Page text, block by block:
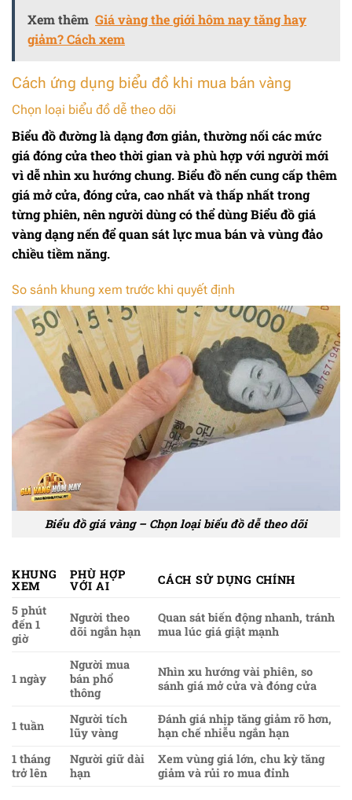
Xem thêm Giá vàng the giới hôm nay tăng hay
giảm? Cách xem
Cách ứng dụng biểu đồ khi mua bán vàng
Chọn loại biểu đồ dễ theo dõi
Biểu đồ đường là dạng đơn giản, thường nối các mức
giá đóng cửa theo thời gian và phù hợp với người mới
vì dễ nhìn xu hướng chung. Biểu đồ nến cung cấp thêm
giá mở cửa, đóng cửa, cao nhất và thấp nhất trong
từng phiên, nên người dùng có thể dùngBiểu đồ giá
vàngdạng nến để quan sát lực mua bán và vùng đảo
chiều tiềm năng.
So sánh khung xem trước khi quyết định
Biểu đồ giá vàng – Chọn loại biểu đồ dễ theo dõi
KHUNG
XEM
PHÙ HỢP
VỚI AI CÁCH SỬ DỤNG CHÍNH
5 phút
đến 1
giờ
Người theo
dõi ngắn hạn
Quan sát biến động nhanh, tránh
mua lúc giá giật mạnh
1 ngày
Người mua
bán phổ
thông
Nhìn xu hướng vài phiên, so
sánh giá mở cửa và đóng cửa
1 tuần
Người tích
lũy vàng
Đánh giá nhịp tăng giảm rõ hơn,
hạn chế nhiễu ngắn hạn
1 tháng
trở lên
Người giữ dài
hạn
Xem vùng giá lớn, chu kỳ tăng
giảm và rủi ro mua đỉnh